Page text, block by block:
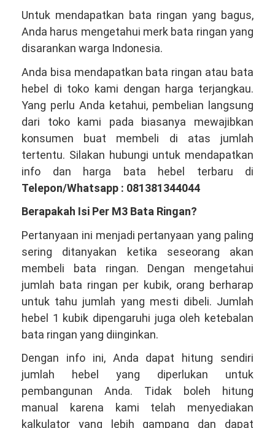
Untuk mendapatkan bata ringan yang bagus,
Anda harus mengetahui merk bata ringan yang
disarankan warga Indonesia.
Anda bisa mendapatkan bata ringan atau bata
hebel di toko kami dengan harga terjangkau.
Yang perlu Anda ketahui, pembelian langsung
dari toko kami pada biasanya mewajibkan
konsumen buat membeli di atas jumlah
tertentu. Silakan hubungi untuk mendapatkan
info dan harga bata hebel terbaru di
Telepon/Whatsapp : 081381344044
Berapakah Isi Per M3 Bata Ringan?
Pertanyaan ini menjadi pertanyaan yang paling
sering ditanyakan ketika seseorang akan
membeli bata ringan. Dengan mengetahui
jumlah bata ringan per kubik, orang berharap
untuk tahu jumlah yang mesti dibeli. Jumlah
hebel 1 kubik dipengaruhi juga oleh ketebalan
bata ringan yang diinginkan.
Dengan info ini, Anda dapat hitung sendiri
jumlah hebel yang diperlukan untuk
pembangunan Anda. Tidak boleh hitung
manual karena kami telah menyediakan
kalkulator yang lebih gampang dan dapat